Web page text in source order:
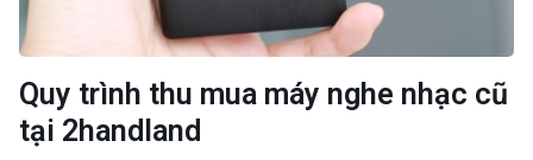
Quy trình thu mua máy nghe nhạc cũ
tại 2handland